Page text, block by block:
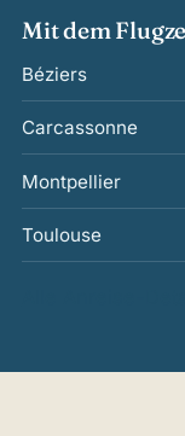
Mit dem
Béziers
Carcassonne
Montpellier
Toulouse